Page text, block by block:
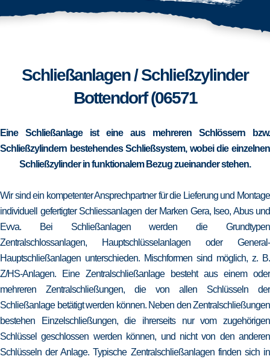
Schließanlagen / Schließzylinder
Bottendorf (06571
Eine Schließanlage ist eine aus mehreren Schlössern bzw.
Schließzylindern bestehendes Schließsystem, wobei die einzelnen
Schließzylinder in funktionalem Bezug zueinander stehen.
Wir sind ein kompetenter Ansprechpartner für die Lieferung und Montage
individuell gefertigter Schliessanlagen der Marken Gera, Iseo, Abus und
Evva. Bei Schließanlagen werden die Grundtypen
Zentralschlossanlagen, Hauptschlüsselanlagen oder General-
Hauptschließanlagen unterschieden. Mischformen sind möglich, z. B.
Z/HS-Anlagen. Eine Zentralschließanlage besteht aus einem oder
mehreren Zentralschließungen, die von allen Schlüsseln der
Schließanlage betätigt werden können. Neben den Zentralschließungen
bestehen Einzelschließungen, die ihrerseits nur vom zugehörigen
Schlüssel geschlossen werden können, und nicht von den anderen
Schlüsseln der Anlage. Typische Zentralschließanlagen finden sich in